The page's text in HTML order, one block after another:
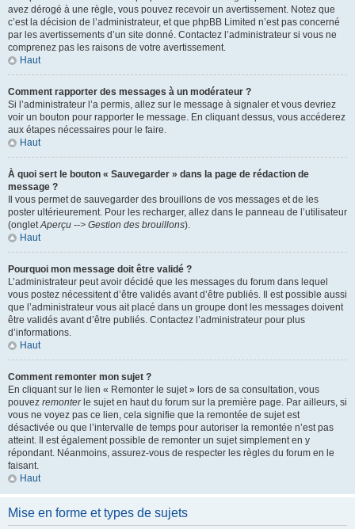
avez dérogé à une règle, vous pouvez recevoir un avertissement. Notez que
c’est la décision de l’administrateur, et que phpBB Limited n’est pas concerné
par les avertissements d’un site donné. Contactez l’administrateur si vous ne
comprenez pas les raisons de votre avertissement.
Haut
Comment rapporter des messages à un modérateur ?
Si l’administrateur l’a permis, allez sur le message à signaler et vous devriez
voir un bouton pour rapporter le message. En cliquant dessus, vous accéderez
aux étapes nécessaires pour le faire.
Haut
À quoi sert le bouton « Sauvegarder » dans la page de rédaction de
message ?
Il vous permet de sauvegarder des brouillons de vos messages et de les
poster ultérieurement. Pour les recharger, allez dans le panneau de l’utilisateur
(ongletAperçu --> Gestion des brouillons).
Haut
Pourquoi mon message doit être validé ?
L’administrateur peut avoir décidé que les messages du forum dans lequel
vous postez nécessitent d’être validés avant d’être publiés. Il est possible aussi
que l’administrateur vous ait placé dans un groupe dont les messages doivent
être validés avant d’être publiés. Contactez l’administrateur pour plus
d’informations.
Haut
Comment remonter mon sujet ?
En cliquant sur le lien « Remonter le sujet » lors de sa consultation, vous
pouvez remonterle sujet en haut du forum sur la première page. Par ailleurs, si
vous ne voyez pas ce lien, cela signifie que la remontée de sujet est
désactivée ou que l’intervalle de temps pour autoriser la remontée n’est pas
atteint. Il est également possible de remonter un sujet simplement en y
répondant. Néanmoins, assurez-vous de respecter les règles du forum en le
faisant.
Haut
Mise en forme et types de sujets